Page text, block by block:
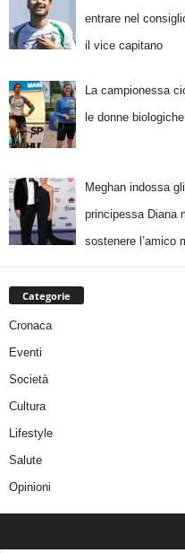
entrare nel
il vice capitano
La campionessa
le donne
Meghan indossa
principessa Diana
sostenere l’amico
Categorie
Cronaca
Eventi
Società
Cultura
Lifestyle
Salute
Opinioni